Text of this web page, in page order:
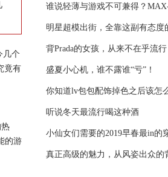
几个
竟有
的游
谁说轻薄与游戏不可兼得？
明星超模出街，全靠这副有态度
背Prada的女孩，从来不在乎流行
盛夏小心机，谁不露谁“亏”！
你知道lv包包配饰掉色之后该怎
听说冬天最流行喝这种酒
小仙女们需要的2019早春最in的
真正高级的魅力，从风姿出众的